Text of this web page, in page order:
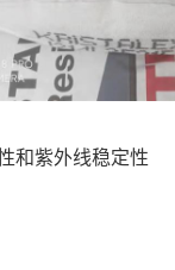
和紫外线稳定性